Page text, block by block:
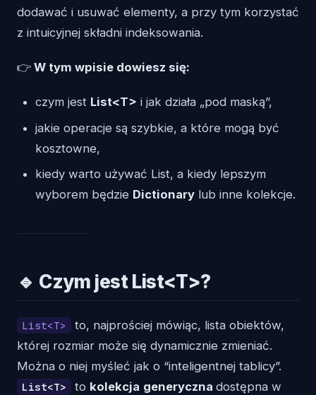
dodawać i usuwać elementy, a przy tym korzystać
z intuicyjnej składni indeksowania.
👉 W tym wpisie dowiesz się:
czym jest List<T> i jak działa „pod maską”,
jakie operacje są szybkie, a które mogą być
kosztowne,
kiedy warto używać List, a kiedy lepszym
wyborem będzie Dictionary lub inne kolekcje.
🔹 Czym jest List<T>?
List<T>
to, najprościej mówiąc, lista obiektów,
której rozmiar może się dynamicznie zmieniać.
Można o niej myśleć jak o “inteligentnej tablicy”.
List<T> to kolekcja generyczna dostępna w